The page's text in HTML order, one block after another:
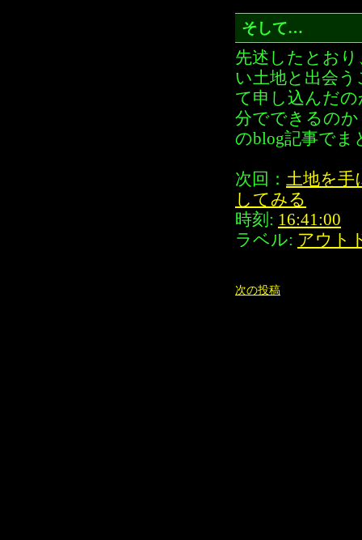
そして…
先述したとお
い土地と出会
て申し込んだ
分でできるの
のblog記事でま
次回： 土地を
してみる
時刻: 16:41:00
ラベル: アウト
次の投稿